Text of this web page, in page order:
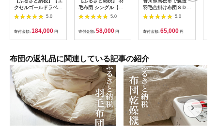
クセルゴールドラベ
ル】羽毛布団 【セミ
ダブル】 ハンガリー
産ホワイトダックダウ
ン90%使用 トルファ
ーレ60 サテン生地 長
芸】 [JCD007] 羽毛掛
け布団 ふとん 本掛け
エクセルゴールドラベ
ル 布団 0 200000
200000円 20万円
5.0
寄付金額: 184,000 円
毛布団 シングル【訳
あり】色柄おまかせ
春秋用 中厚 羽毛 合掛
け 布団 ふとん 寝具
ダウンケット ホワイ
トダック85％ 0.8kg
防臭 防菌 防ダニ 収納
ケース付き 軽量 送料
無料 [川村羽毛 山梨県
韮崎市 20743638]
5.0
寄付金額: 58,000 円
羽毛合掛け布団ＳＤ
Ｌ ダウン93％ セ
ミダブルロング 170
ｘ210サイズ
5.0
寄付金額: 65,000 円
布団の返礼品に関連している記事の紹介